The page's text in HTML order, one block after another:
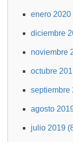
enero 2020
diciembre
noviembre
octubre
septiembre
agosto
julio 2019